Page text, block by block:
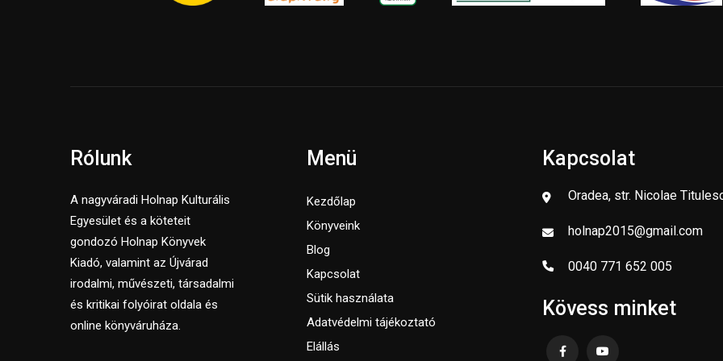
Rólunk
A nagyváradi Holnap Kulturális
Egyesület és a köteteit
gondozó Holnap Könyvek
Kiadó, valamint az Újvárad
irodalmi, művészeti, társadalmi
és kritikai folyóirat oldala és
online könyváruháza.
Menü
Kezdőlap
Könyveink
Blog
Kapcsolat
Sütik használata
Adatvédelmi tájékoztató
Elállás
Kapcsolat
Oradea, str. Nicolae
holnap2015@gmail.com
0040 771 652 005
Kövess minket